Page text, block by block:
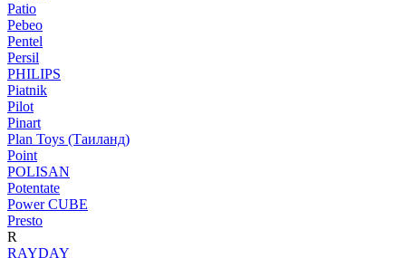
Patio
Pebeo
Pentel
Persil
PHILIPS
Piatnik
Pilot
Pinart
Plan Toys (Таиланд)
Point
POLISAN
Potentate
Power CUBE
Presto
R
RAYDAY